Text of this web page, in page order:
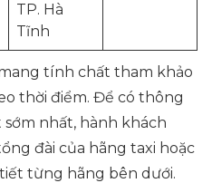
TP. Hà
Tĩnh
tính chất tham khảo
thời điểm. Để có thông
nhất, hành khách
đài của hãng taxi hoặc
từng hãng bên dưới.